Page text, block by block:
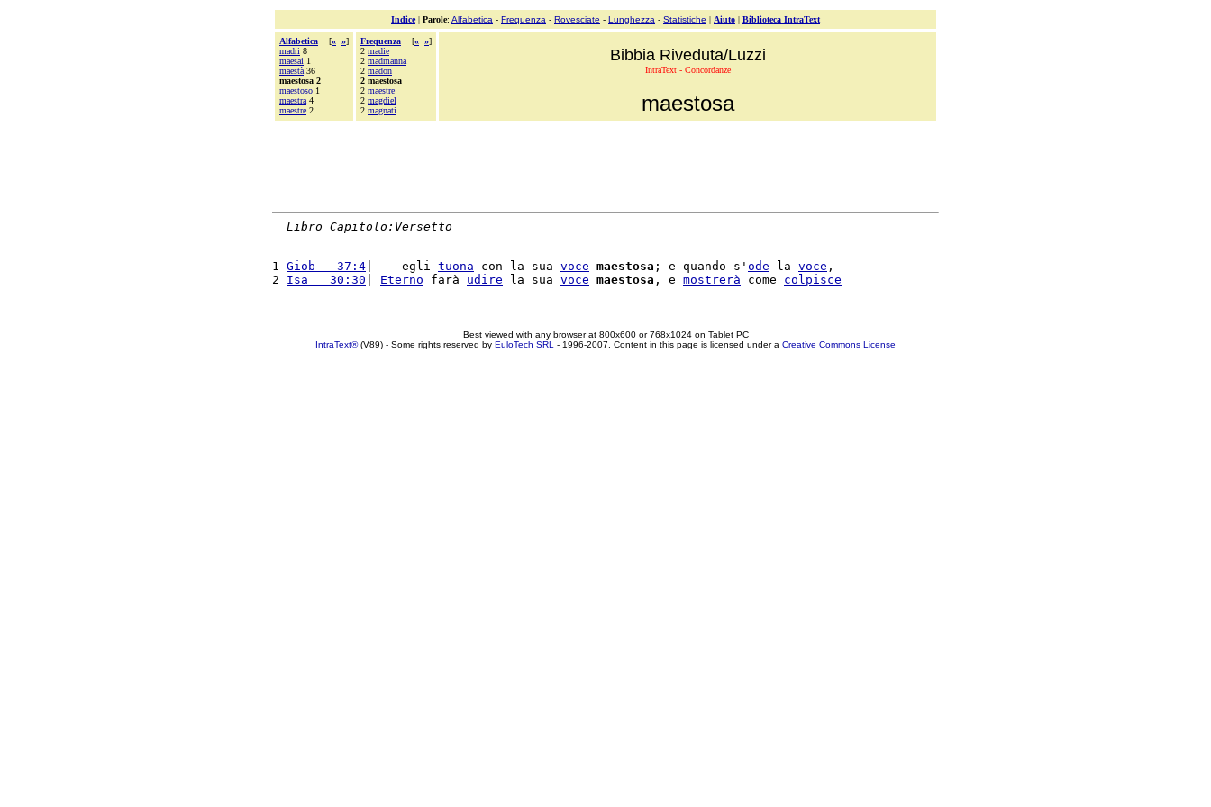
Indice| Parole: Alfabetica - Frequenza - Rovesciate - Lunghezza - Statistiche | Aiuto | Biblioteca IntraText
Alfabetica [« »]
madri 8
maesai 1
maestà 36
maestosa 2
maestoso 1
maestra 4
maestre 2
Frequenza [« »]
2 madie
2 madmanna
2 madon
2 maestosa
2 maestre
2 magdiel
2 magnati
Bibbia Riveduta/Luzzi
IntraText - Concordanze
maestosa
Libro Capitolo:Versetto
1 Giob   37:4 |    egli tuona con la sua voce maestosa ; e quando s' ode la voce ,
2 Isa   30:30 Eterno farà udire la sua voce maestosa , e mostrerà come colpisce
Best viewed with any browser at 800x600 or 768x1024 on Tablet PC
IntraText®(V89) - Some rights reserved by EuloTech SRL - 1996-2007. Content in this page is licensed under a Creative Commons License